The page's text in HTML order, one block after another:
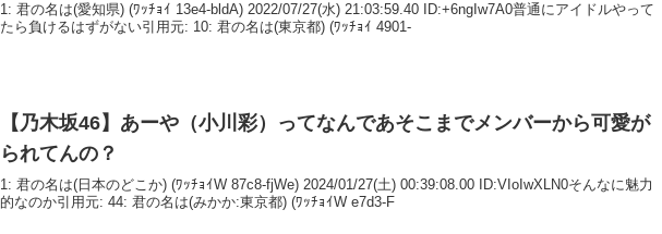
1: 君の名は(愛知県) (ﾜｯﾁｮｲ 13e4-bldA) 2022/07/27(水) 21:03:59.40 ID:+6ngIw7A0普通にアイドルやって
たら負けるはずがない引用元: 10: 君の名は(東京都) (ﾜｯﾁｮｲ 4901-
【乃木坂46】あーや（小川彩）ってなんであそこまでメンバーから可愛が
られてんの？
1: 君の名は(日本のどこか) (ﾜｯﾁｮｲW 87c8-fjWe) 2024/01/27(土) 00:39:08.00 ID:VIoIwXLN0そんなに魅力
的なのか引用元: 44: 君の名は(みかか:東京都) (ﾜｯﾁｮｲW e7d3-F